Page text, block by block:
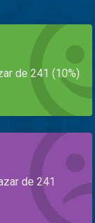
de 241 (10%)
de 241